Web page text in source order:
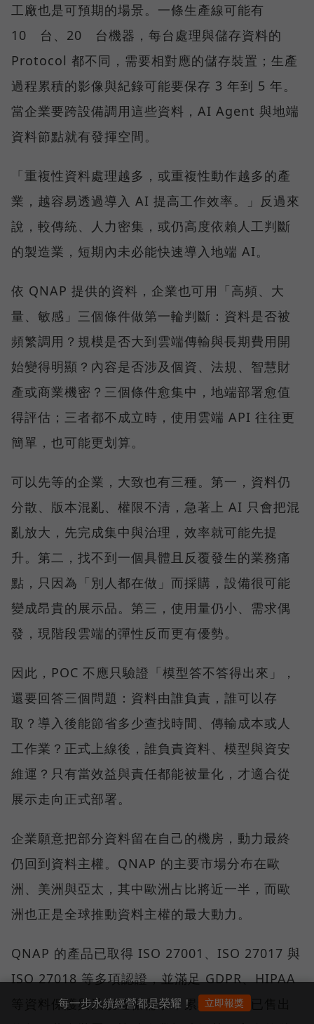
工廠也是可預期的場景。一條生產線可能有
10 台、20 台機器，每台處理與儲存資料的
Protocol 都不同，需要相對應的儲存裝置；生產
過程累積的影像與紀錄可能要保存 3 年到 5 年。
當企業要跨設備調用這些資料，AI Agent 與地端
資料節點就有發揮空間。
「重複性資料處理越多，或重複性動作越多的產
業，越容易透過導入 AI 提高工作效率。」反過來
說，較傳統、人力密集，或仍高度依賴人工判斷
的製造業，短期內未必能快速導入地端 AI。
依 QNAP 提供的資料，企業也可用「高頻、大
量、敏感」三個條件做第一輪判斷：資料是否被
頻繁調用？規模是否大到雲端傳輸與長期費用開
始變得明顯？內容是否涉及個資、法規、智慧財
產或商業機密？三個條件愈集中，地端部署愈值
得評估；三者都不成立時，使用雲端 API 往往更
簡單，也可能更划算。
可以先等的企業，大致也有三種。第一，資料仍
分散、版本混亂、權限不清，急著上 AI 只會把混
亂放大，先完成集中與治理，效率就可能先提
升。第二，找不到一個具體且反覆發生的業務痛
點，只因為「別人都在做」而採購，設備很可能
變成昂貴的展示品。第三，使用量仍小、需求偶
發，現階段雲端的彈性反而更有優勢。
因此，POC 不應只驗證「模型答不答得出來」，
還要回答三個問題：資料由誰負責，誰可以存
取？導入後能節省多少查找時間、傳輸成本或人
工作業？正式上線後，誰負責資料、模型與資安
維運？只有當效益與責任都能被量化，才適合從
展示走向正式部署。
企業願意把部分資料留在自己的機房，動力最終
仍回到資料主權。QNAP 的主要市場分布在歐
洲、美洲與亞太，其中歐洲占比將近一半，而歐
洲也正是全球推動資料主權的最大動力。
QNAP 的產品已取得 ISO 27001、ISO 27017 與
ISO 27018 等多項認證，並滿足 GDPR、HIPAA
等資料保護與法規遵循需求；累積至今，已售出
每一步永續經營都是榮耀！ 立即報獎